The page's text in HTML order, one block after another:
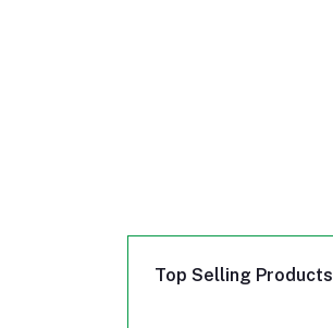
Top Selling Products